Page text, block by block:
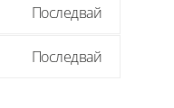
Последвай
Последвай